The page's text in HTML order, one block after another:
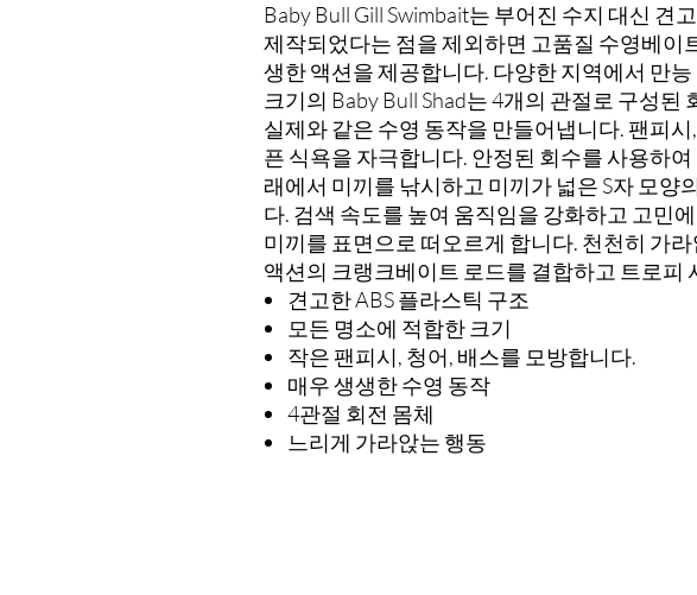
Baby Bull Gill Swimbait는 부어진 수지 대신 견
제작되었다는 점을 제외하면 고품질 수영베이
생한 액션을 제공합니다. 다양한 지역에서 만
크기의 Baby Bull Shad는 4개의 관절로 구성된
실제와 같은 수영 동작을 만들어냅니다. 팬피시
픈 식욕을 자극합니다. 안정된 회수를 사용하
래에서 미끼를 낚시하고 미끼가 넓은 S자 모양
다. 검색 속도를 높여 움직임을 강화하고 고민
미끼를 표면으로 떠오르게 합니다. 천천히 가
액션의 크랭크베이트 로드를 결합하고 트로피
견고한 ABS 플라스틱 구조
모든 명소에 적합한 크기
작은 팬피시, 청어, 배스를 모방합니다.
매우 생생한 수영 동작
4관절 회전 몸체
느리게 가라앉는 행동